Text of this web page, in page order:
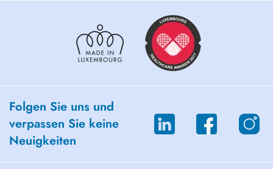
Folgen Sie uns und
verpassen Sie keine
Neuigkeiten